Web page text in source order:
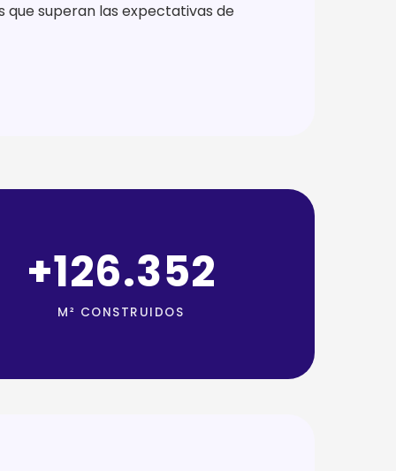
superan las expectativas de
+215.392
M² CONSTRUIDOS